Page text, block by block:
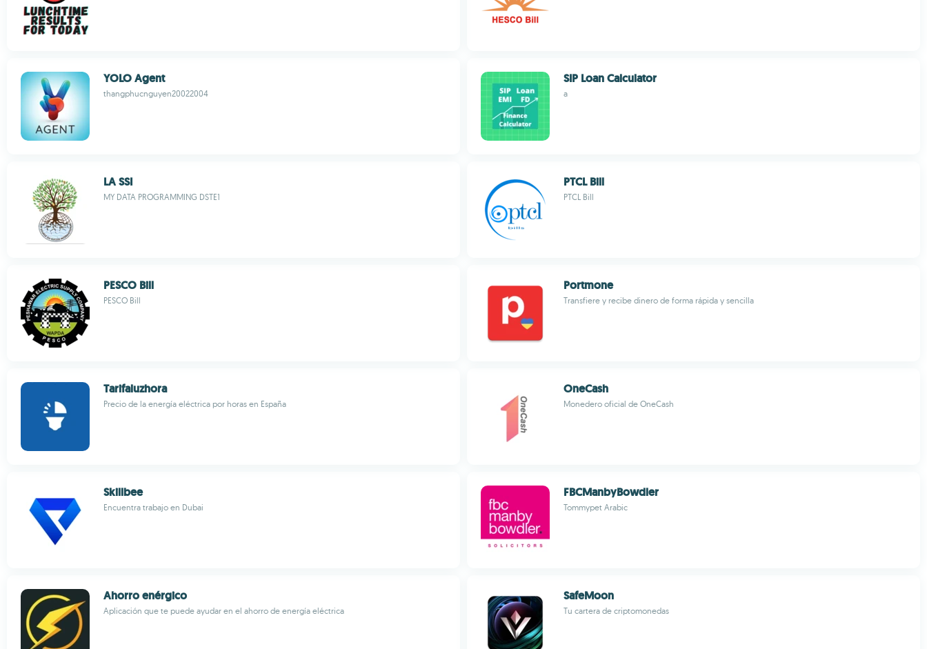
YOLO Agent
thangphucnguyen20022004
SIP Loan Calculator
a
LA SSI
MY DATA PROGRAMMING DSTE1
PTCL Bill
PTCL Bill
PESCO Bill
PESCO Bill
Portmone
Transfiere y recibe dinero de forma rápida y sencilla
Tarifaluzhora
Precio de la energía eléctrica por horas en España
OneCash
Monedero oficial de OneCash
Skillbee
Encuentra trabajo en Dubai
FBCManbyBowdler
Tommypet Arabic
Ahorro enérgico
Aplicación que te puede ayudar en el ahorro de energía eléctrica
SafeMoon
Tu cartera de criptomonedas